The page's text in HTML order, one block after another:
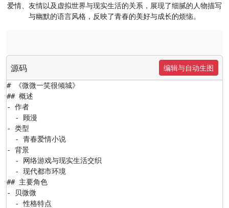
爱情、友情以及虚拟世界与现实生活的关系，展现了细腻的人物描写
与幽默的语言风格，反映了青春的美好与成长的烦恼。
源码 编辑与自动生图
# 《微微一笑很倾城》
## 概述
- 作者
  - 顾漫
- 类型
  - 青春爱情小说
- 背景
  - 网络游戏与现实生活交织
  - 现代都市环境
## 主要角色
- 贝微微
  - 性格特点